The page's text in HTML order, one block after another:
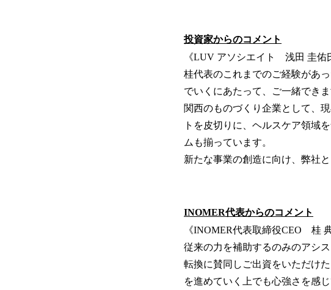
投資家からのコメント
《LUV アソシエイト 浅田 圭佑
桂代表のこれまでのご経験があ
でいくにあたって、ご一緒でき
関西のものづくり企業として、
トを皮切りに、ヘルスケア領域
ムも揃っています。
新たな事業の創造に向け、弊社
INOMER代表からのコメント
《INOMER代表取締役CEO 桂 典
従来の力を補助するのみのアシ
転換に賛同しご出資をいただけ
を進めていく上でも心強さを感